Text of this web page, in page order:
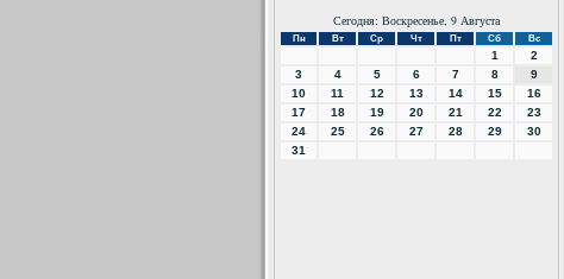
Сегодня: Воскресенье, 9 Августа
Пн Вт Ср Чт Пт Сб Вс
1
2
3
4 5 6 7 8
9
10
11 12 13 14 15
16
17
18 19 20 21 22
23
24
25 26 27 28 29
30
31